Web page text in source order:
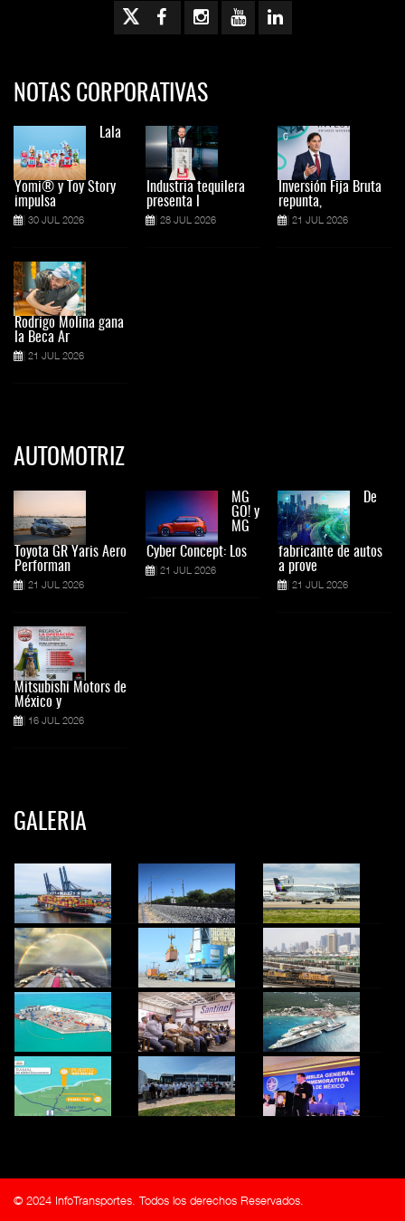
NOTAS CORPORATIVAS
Lala
Yomi® y Toy Story
impulsa
30 JUL 2026
Rodrigo Molina gana
la Beca Ar
21 JUL 2026
Industria tequilera
presenta l
28 JUL 2026
Inversión Fija Bruta
repunta,
21 JUL 2026
AUTOMOTRIZ
Toyota GR Yaris Aero
Performan
21 JUL 2026
Mitsubishi Motors de
México y
16 JUL 2026
MG
GO! y
MG
Cyber Concept: Los
21 JUL 2026
De
fabricante de autos
a prove
21 JUL 2026
GALERIA
© 2024 InfoTransportes. Todos los derechos Reservados.